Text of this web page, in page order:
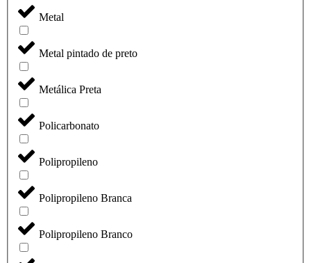
Metal
Metal pintado de preto
Metálica Preta
Policarbonato
Polipropileno
Polipropileno Branca
Polipropileno Branco